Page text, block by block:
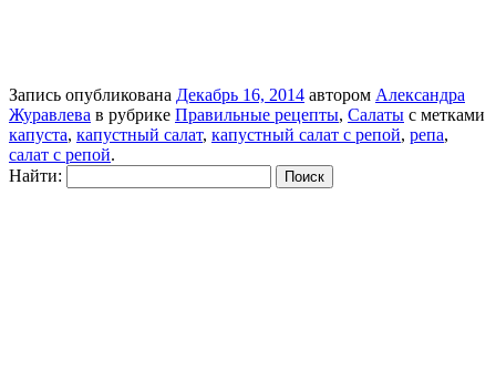
Запись опубликована Декабрь 16, 2014 автором Александра
Журавлева в рубрике Правильные рецепты, Салаты с метками
капуста, капустный салат, капустный салат с репой, репа,
салат с репой.
Найти: